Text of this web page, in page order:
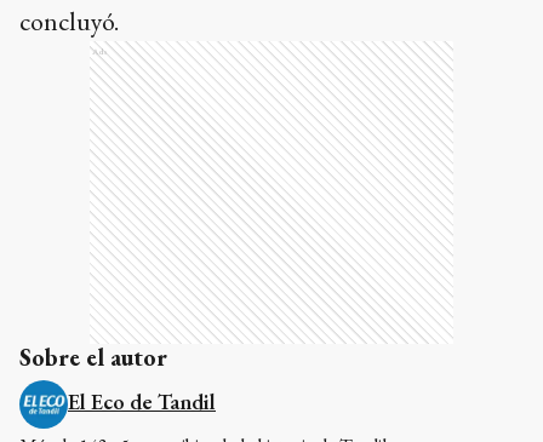
concluyó.
Ads
Sobre el autor
El Eco de Tandil